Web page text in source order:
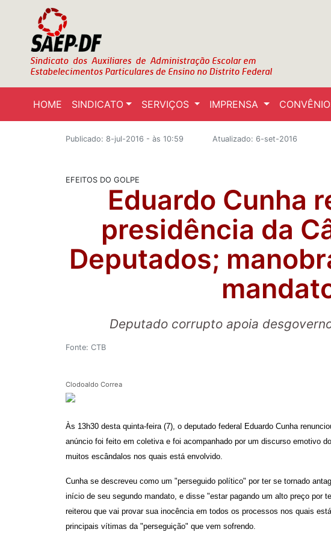
HOME SINDICATO SERVIÇOS IMPRENSA
Publicado: 8-jul-2016 - às 10:59 Atualizado: 6-set-2016
EFEITOS DO GOLPE
Eduardo Cunha
presidência da
Deputados;
Deputado corrupto apoia
Fonte: CTB
Clodoaldo Correa
Às 13h30 desta quinta-feira (7), o deputado federal Eduardo Cunha
anúncio foi feito em coletiva e foi acompanhado por um discurso emotivo
muitos escândalos nos quais está envolvido.
Cunha se descreveu como um "perseguido político" por ter se tornado
início de seu segundo mandato, e disse "estar pagando um alto preço por
reiterou que vai provar sua inocência em todos os processos nos quais
principais vítimas da "perseguição" que vem sofrendo.